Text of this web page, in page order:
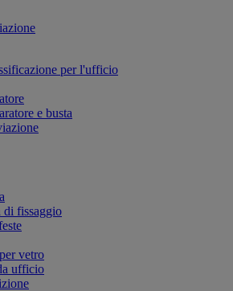
per l'ufficio
e busta
di fissaggio
vetro
ufficio